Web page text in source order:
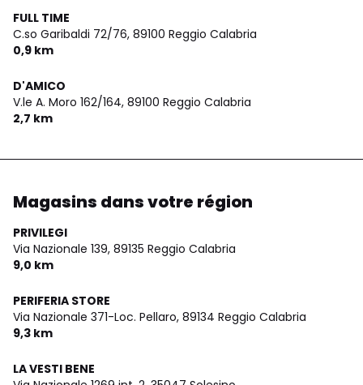
FULL TIME
C.so Garibaldi 72/76, 89100 Reggio Calabria
0,9 km
D'AMICO
V.le A. Moro 162/164, 89100 Reggio Calabria
2,7 km
Magasins dans votre région
PRIVILEGI
Via Nazionale 139, 89135 Reggio Calabria
9,0 km
PERIFERIA STORE
Via Nazionale 371-Loc. Pellaro, 89134 Reggio Calabria
9,3 km
LA VESTI BENE